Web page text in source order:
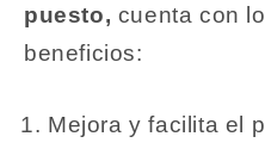
puesto, cuenta con
beneficios:
Mejora y facilita el